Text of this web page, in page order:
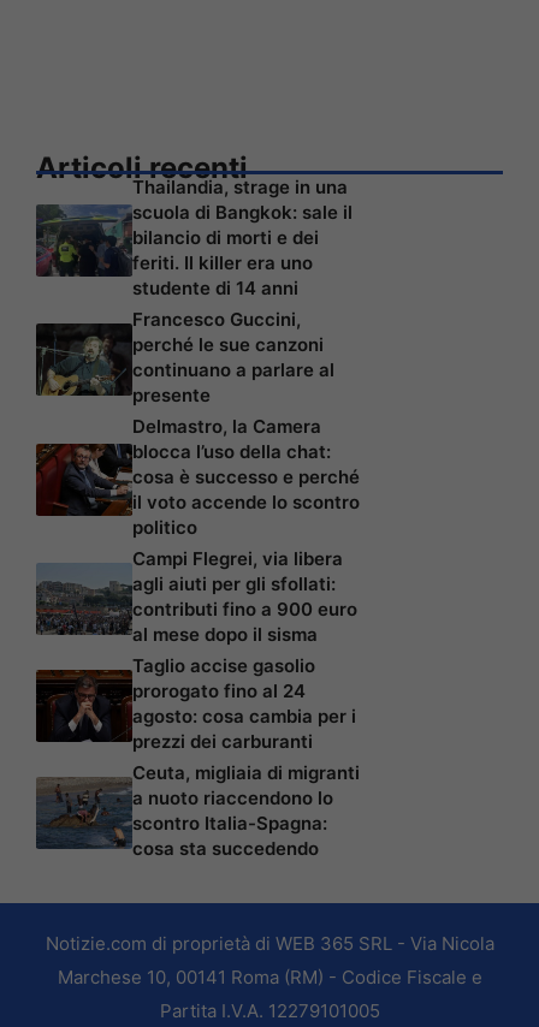
Articoli recenti
Thailandia, strage in una
scuola di Bangkok: sale il
bilancio di morti e dei
feriti. Il killer era uno
studente di 14 anni
Francesco Guccini,
perché le sue canzoni
continuano a parlare al
presente
Delmastro, la Camera
blocca l’uso della chat:
cosa è successo e perché
il voto accende lo scontro
politico
Campi Flegrei, via libera
agli aiuti per gli sfollati:
contributi fino a 900 euro
al mese dopo il sisma
Taglio accise gasolio
prorogato fino al 24
agosto: cosa cambia per i
prezzi dei carburanti
Ceuta, migliaia di migranti
a nuoto riaccendono lo
scontro Italia-Spagna:
cosa sta succedendo
Notizie.com di proprietà di WEB 365 SRL - Via Nicola
Marchese 10, 00141 Roma (RM) - Codice Fiscale e
Partita I.V.A. 12279101005